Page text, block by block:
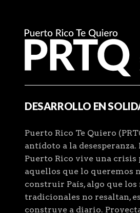
DESARROLLO EN
Puerto Rico Te Quiero
antídoto a la
Puerto Rico vive una crisis
aquellos que lo queremos
construir País, algo que los
tradicionales no resaltan,
construye a diario.